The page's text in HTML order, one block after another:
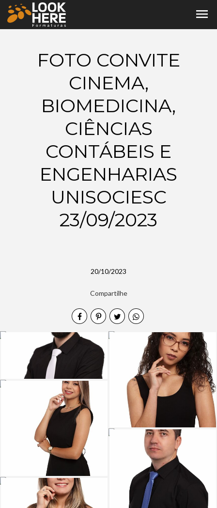
menu
FOTO CONVITE
CINEMA,
BIOMEDICINA,
CIÊNCIAS
CONTÁBEIS E
ENGENHARIAS
UNISOCIESC
23/09/2023
20/10/2023
Compartilhe